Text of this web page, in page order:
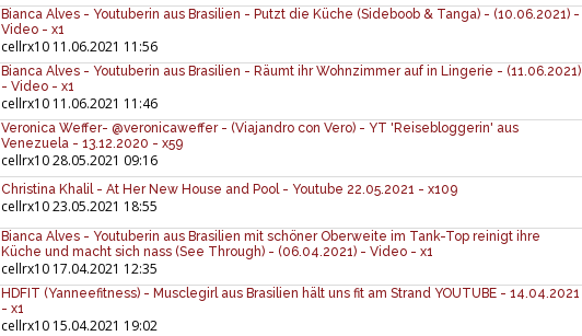
Bianca Alves - Youtuberin aus Brasilien - Putzt die Küche (Sideboob & Tanga) - (10.06.2021) -
Video - x1
cellrx10 11.06.2021 11:56
Bianca Alves - Youtuberin aus Brasilien - Räumt ihr Wohnzimmer auf in Lingerie - (11.06.2021)
- Video - x1
cellrx10 11.06.2021 11:46
Veronica Weffer- @veronicaweffer - (Viajandro con Vero) - YT 'Reisebloggerin' aus
Venezuela - 13.12.2020 - x59
cellrx1028.05.2021 09:16
Christina Khalil - At Her New House and Pool - Youtube 22.05.2021 - x109
cellrx1023.05.2021 18:55
Bianca Alves - Youtuberin aus Brasilien mit schöner Oberweite im Tank-Top reinigt ihre
Küche und macht sich nass (See Through) - (06.04.2021) - Video - x1
cellrx10 17.04.2021 12:35
HDFIT (Yanneefitness) - Musclegirl aus Brasilien hält uns fit am Strand YOUTUBE - 14.04.2021
- x1
cellrx10 15.04.2021 19:02